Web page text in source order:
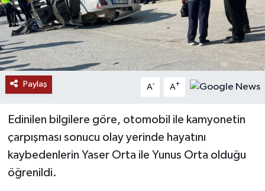
Paylaş A- A+
Edinilen bilgilere göre, otomobil ile kamyonetin
çarpışması sonucu olay yerinde hayatını
kaybedenlerin Yaser Orta ile Yunus Orta olduğu
öğrenildi.